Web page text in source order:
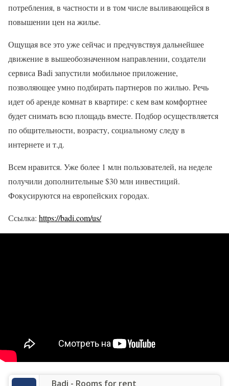
потребления, в частности и в том числе выливающейся в
повышении цен на жилье.
Ощущая все это уже сейчас и предчувствуя дальнейшее
движение в вышеобозначенном направлении, создатели
сервиса Badi запустили мобильное приложение,
позволяющее умно подбирать партнеров по жилью. Речь
идет об аренде комнат в квартире: с кем вам комфортнее
будет снимать всю площадь вместе. Подбор осуществляется
по общительности, возрасту, социальному следу в
интернете и т.д.
Всем нравится. Уже более 1 млн пользователей, на неделе
получили дополнительные $30 млн инвестиций.
Фокусируются на европейских городах.
Ссылка: https://badi.com/us/
‎Badi - Rooms for rent